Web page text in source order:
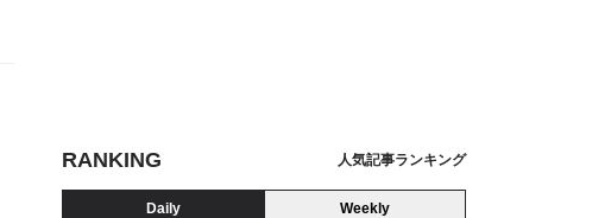
RANKING 人気記事ランキング
Daily Weekly